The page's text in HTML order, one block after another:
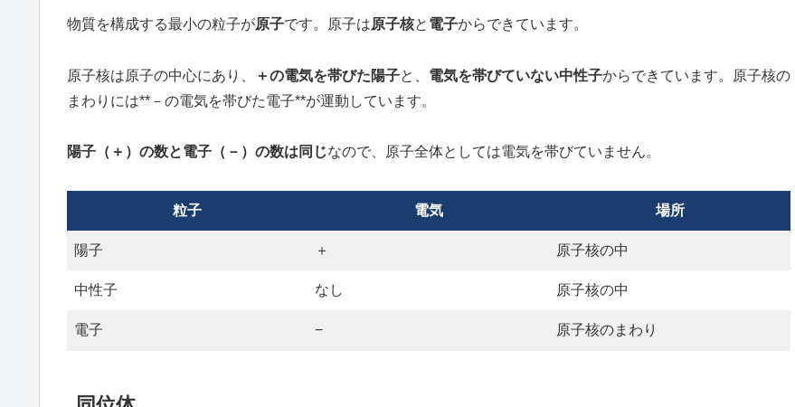
物質を構成する最小の粒子が原子です。原子は原子核と 電子からできています。
原子核は原子の中心にあり、 ＋の電気を帯びた陽子と、 電気を帯びていない中性子からできています。原子核の
まわりには**－の電気を帯びた電子**が運動しています。
陽子（＋）の数と電子（－）の数は同じなので、原子全体としては電気を帯びていません。
粒子 電気 場所
陽子 ＋ 原子核の中
中性子 なし 原子核の中
電子 − 原子核のまわり